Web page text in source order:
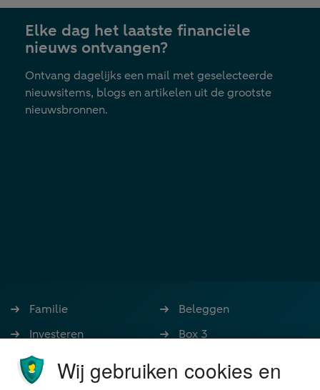
nieuwe
tab
Elke dag het laatste financiële
nieuws ontvangen?
Ontvang dagelijks een mail met geselecteerde
nieuwsitems, blogs en artikelen uit de grootste
nieuwsbronnen.
Familie
Investeren
Ondernemen
Stoppen met werken
Beleggen
Box 3
Nalatenschap
Wij gebruiken cookies en